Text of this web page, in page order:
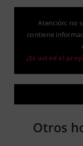
Atención: no
contiene
¿Es usted el
Otros